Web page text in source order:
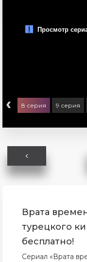
‹ 8 серия 9 серия
Врата
турецкого
бесплатно!
Сериал «Врата